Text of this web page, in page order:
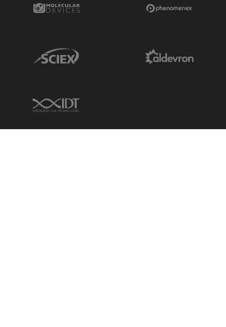
Sciex Link
IDT Link